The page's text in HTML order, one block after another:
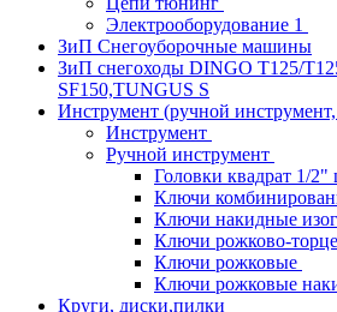
Электрооборудование 1
ЗиП Снегоуборочные машины
ЗиП снегоходы DINGO T125/
SF150,TUNGUS S
Инструмент (ручной
Инструмент
Ручной инструмент
Головки квадрат 1/
Ключи
Ключи накидные
Ключи рожково-
Ключи рожковые
Ключи рожковые
Круги, диски,пилки